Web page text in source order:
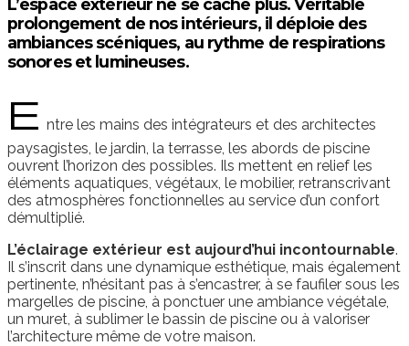
L’espace extérieur ne se cache plus. Véritable
prolongement de nos intérieurs, il déploie des
ambiances scéniques, au rythme de respirations
sonores et lumineuses.
E ntre les mains des intégrateurs et des architectes
paysagistes, le jardin, la terrasse, les abords de piscine
ouvrent l’horizon des possibles. Ils mettent en relief les
éléments aquatiques, végétaux, le mobilier, retranscrivant
des atmosphères fonctionnelles au service d’un confort
démultiplié.
L’éclairage extérieur est aujourd’hui incontournable.
Il s’inscrit dans une dynamique esthétique, mais également
pertinente, n’hésitant pas à s’encastrer, à se faufiler sous les
margelles de piscine, à ponctuer une ambiance végétale,
un muret, à sublimer le bassin de piscine ou à valoriser
l’architecture même de votre maison.